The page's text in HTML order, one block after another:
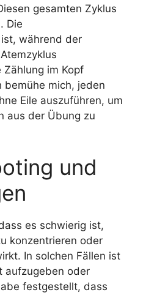
gesamten Zyklus
Die
während der
im Kopf
bemühe mich, jeden
Eile auszuführen, um
aus der Übung zu
und
es schwierig ist,
konzentrieren oder
In solchen Fällen ist
aufzugeben oder
festgestellt, dass